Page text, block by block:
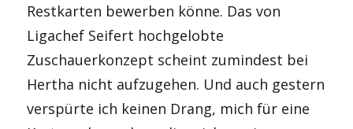
Restkarten bewerben könne. Das von
Ligachef Seifert hochgelobte
Zuschauerkonzept scheint zumindest bei
Hertha nicht aufzugehen. Und auch gestern
verspürte ich keinen Drang, mich für eine